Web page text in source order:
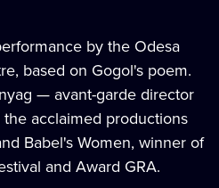
by the Odesa
based on Gogol's poem.
— avant-garde director
acclaimed productions
Babel's Women, winner of
and Award GRA.